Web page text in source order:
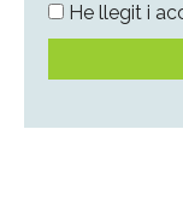
He llegit i